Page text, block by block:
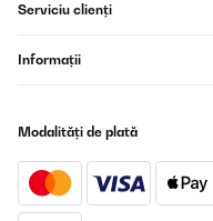
Serviciu clienți
Informații
Modalități de plată